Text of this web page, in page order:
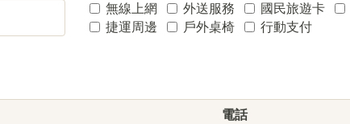
無線上網
外送服務 國民旅遊卡
捷運周邊
戶外桌椅 行動支付
電話